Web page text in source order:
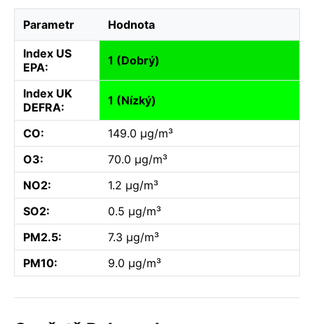
Parametr Hodnota
Index US
EPA:
1 (Dobrý)
Index UK
DEFRA:
1 (Nízký)
CO:
149.0 µg/m³
O3:
70.0 µg/m³
NO2:
1.2 µg/m³
SO2:
0.5 µg/m³
PM2.5:
7.3 µg/m³
PM10:
9.0 µg/m³